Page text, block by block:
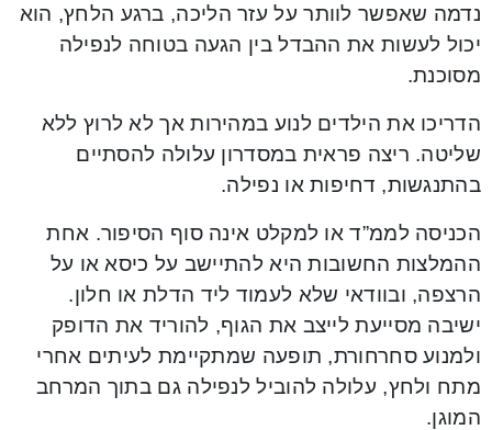
נדמה שאפשר לוותר על עזר הליכה, ברגע הלחץ, הוא
יכול לעשות את ההבדל בין הגעה בטוחה לנפילה
מסוכנת.
הדריכו את הילדים לנוע במהירות אך לא לרוץ ללא
שליטה. ריצה פראית במסדרון עלולה להסתיים
בהתנגשות, דחיפות או נפילה.
הכניסה לממ”ד או למקלט אינה סוף הסיפור. אחת
ההמלצות החשובות היא להתיישב על כיסא או על
הרצפה, ובוודאי שלא לעמוד ליד הדלת או חלון.
ישיבה מסייעת לייצב את הגוף, להוריד את הדופק
ולמנוע סחרחורת, תופעה שמתקיימת לעיתים אחרי
מתח ולחץ, עלולה להוביל לנפילה גם בתוך המרחב
המוגן.